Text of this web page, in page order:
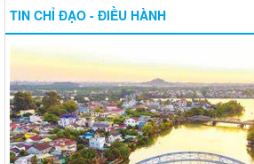
TIN CHỈ ĐẠO - ĐIỀU HÀNH